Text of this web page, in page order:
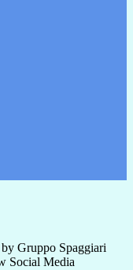
Gruppo Spaggiari
Social Media